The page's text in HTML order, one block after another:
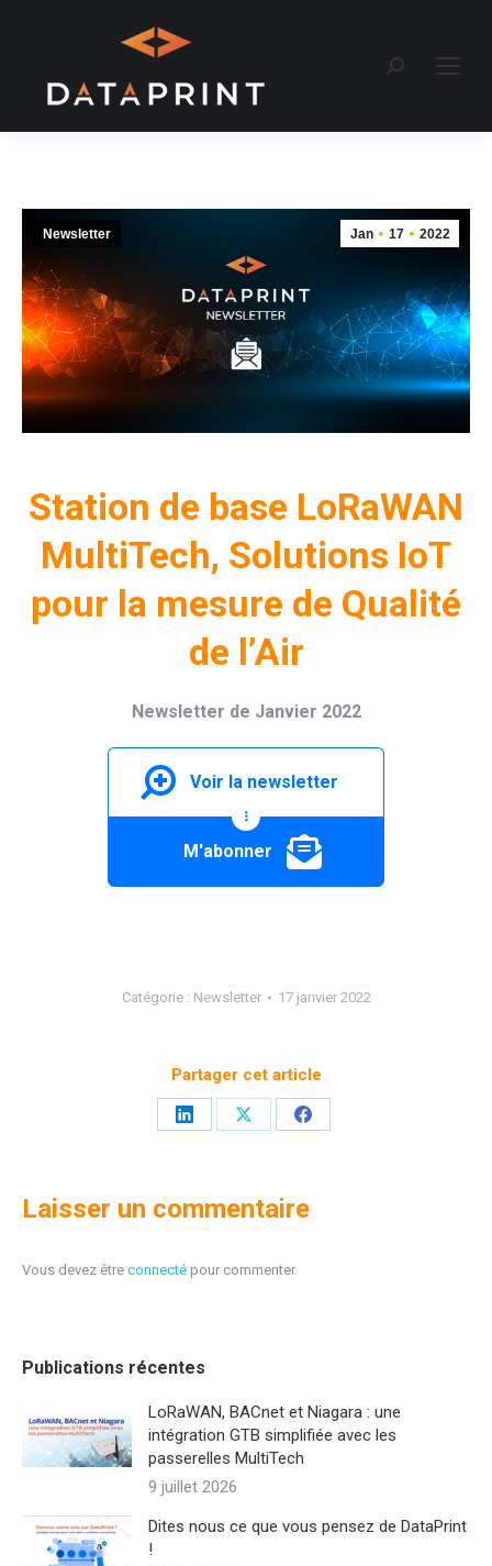
Recherche
Jan 17 2022
Newsletter
Station de base LoRaWAN
MultiTech, Solutions IoT
pour la mesure de Qualité
de l’Air
Newsletter de Janvier 2022
Voir la newsletter
M'abonner
Catégorie : Newsletter 17 janvier 2022
Partager cet article
PartagerPartagerPartager
Laisser un commentaire
Vous devez être connecté pour commenter.
Publications récentes
LoRaWAN, BACnet et Niagara : une
intégration GTB simplifiée avec les
passerelles MultiTech
9 juillet 2026
Dites nous ce que vous pensez de DataPrint
!